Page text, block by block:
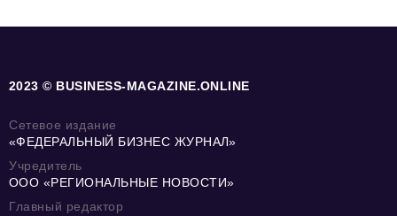
2023 © BUSINESS-MAGAZINE.ONLINE
Сетевое издание
«ФЕДЕРАЛЬНЫЙ БИЗНЕС ЖУРНАЛ»
Учредитель
ООО «РЕГИОНАЛЬНЫЕ НОВОСТИ»
Главный редактор